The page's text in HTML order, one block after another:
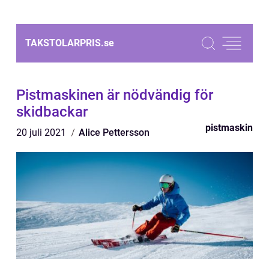
TAKSTOLARPRIS.se
Pistmaskinen är nödvändig för
skidbackar
20 juli 2021 Alice Pettersson pistmaskin